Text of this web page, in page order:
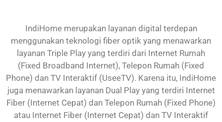
IndiHome merupakan layanan digital terdepan
menggunakan teknologi fiber optik yang menawarkan
layanan Triple Play yang terdiri dari Internet Rumah
(Fixed Broadband Internet), Telepon Rumah (Fixed
Phone) dan TV Interaktif (UseeTV). Karena itu, IndiHome
juga menawarkan layanan Dual Play yang terdiri Internet
Fiber (Internet Cepat) dan Telepon Rumah (Fixed Phone)
atau Internet Fiber (Internet Cepat) dan TV Interaktif